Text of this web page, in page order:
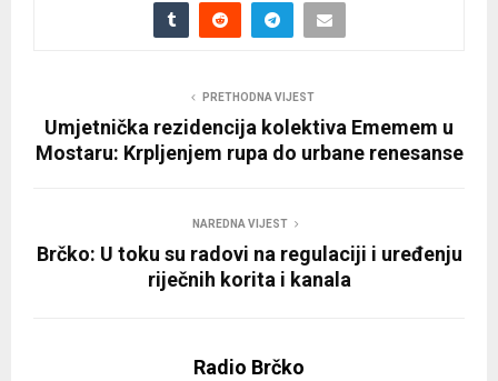
PRETHODNA VIJEST
Umjetnička rezidencija kolektiva Ememem u
Mostaru: Krpljenjem rupa do urbane renesanse
NAREDNA VIJEST
Brčko: U toku su radovi na regulaciji i uređenju
riječnih korita i kanala
Radio Brčko